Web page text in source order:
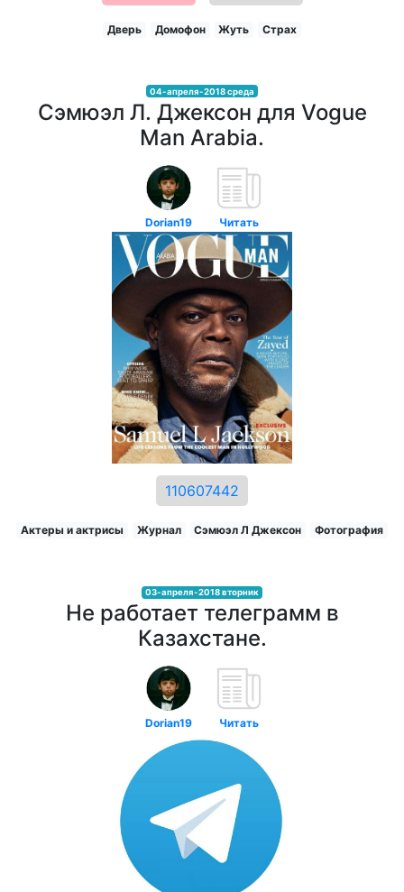
Дверь Домофон Жуть Страх
04-апреля-2018 среда
Сэмюэл Л. Джексон для Vogue
Man Arabia.
Dorian19 Читать
110607442
Актеры и актрисы Журнал Сэмюэл Л Джексон Фотография
03-апреля-2018 вторник
Не работает телеграмм в
Казахстане.
Dorian19 Читать